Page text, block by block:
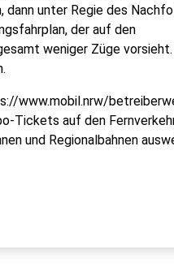
unter Regie des
der auf den
weniger Züge
www.mobil.nrw/
Tickets auf den
und Regionalbahnen